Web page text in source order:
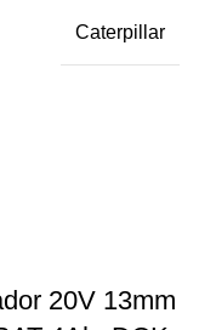
Caterpillar
20V 13mm